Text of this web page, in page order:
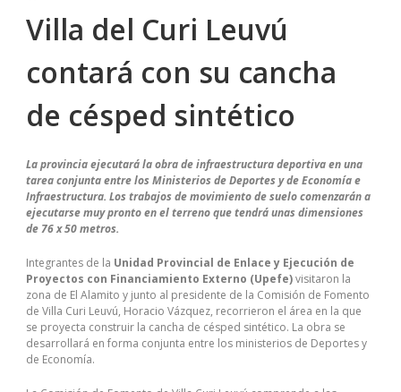
Villa del Curi Leuvú
contará con su cancha
de césped sintético
La provincia ejecutará la obra de infraestructura deportiva en una
tarea conjunta entre los Ministerios de Deportes y de Economía e
Infraestructura. Los trabajos de movimiento de suelo comenzarán a
ejecutarse muy pronto en el terreno que tendrá unas dimensiones
de 76 x 50 metros.
Integrantes de la Unidad Provincial de Enlace y Ejecución de
Proyectos con Financiamiento Externo (Upefe)visitaron la
zona de El Alamito y junto al presidente de la Comisión de Fomento
de Villa Curi Leuvú, Horacio Vázquez, recorrieron el área en la que
se proyecta construir la cancha de césped sintético. La obra se
desarrollará en forma conjunta entre los ministerios de Deportes y
de Economía.